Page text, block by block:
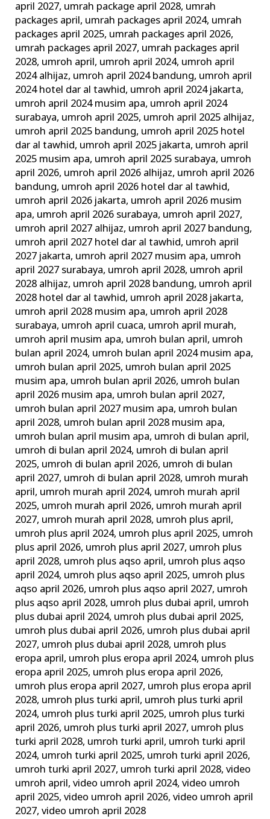
april 2027, umrah package april 2028, umrah
packages april, umrah packages april 2024, umrah
packages april 2025, umrah packages april 2026,
umrah packages april 2027, umrah packages april
2028, umroh april, umroh april 2024, umroh april
2024 alhijaz, umroh april 2024 bandung, umroh april
2024 hotel dar al tawhid, umroh april 2024 jakarta,
umroh april 2024 musim apa, umroh april 2024
surabaya, umroh april 2025, umroh april 2025 alhijaz,
umroh april 2025 bandung, umroh april 2025 hotel
dar al tawhid, umroh april 2025 jakarta, umroh april
2025 musim apa, umroh april 2025 surabaya, umroh
april 2026, umroh april 2026 alhijaz, umroh april 2026
bandung, umroh april 2026 hotel dar al tawhid,
umroh april 2026 jakarta, umroh april 2026 musim
apa, umroh april 2026 surabaya, umroh april 2027,
umroh april 2027 alhijaz, umroh april 2027 bandung,
umroh april 2027 hotel dar al tawhid, umroh april
2027 jakarta, umroh april 2027 musim apa, umroh
april 2027 surabaya, umroh april 2028, umroh april
2028 alhijaz, umroh april 2028 bandung, umroh april
2028 hotel dar al tawhid, umroh april 2028 jakarta,
umroh april 2028 musim apa, umroh april 2028
surabaya, umroh april cuaca, umroh april murah,
umroh april musim apa, umroh bulan april, umroh
bulan april 2024, umroh bulan april 2024 musim apa,
umroh bulan april 2025, umroh bulan april 2025
musim apa, umroh bulan april 2026, umroh bulan
april 2026 musim apa, umroh bulan april 2027,
umroh bulan april 2027 musim apa, umroh bulan
april 2028, umroh bulan april 2028 musim apa,
umroh bulan april musim apa, umroh di bulan april,
umroh di bulan april 2024, umroh di bulan april
2025, umroh di bulan april 2026, umroh di bulan
april 2027, umroh di bulan april 2028, umroh murah
april, umroh murah april 2024, umroh murah april
2025, umroh murah april 2026, umroh murah april
2027, umroh murah april 2028, umroh plus april,
umroh plus april 2024, umroh plus april 2025, umroh
plus april 2026, umroh plus april 2027, umroh plus
april 2028, umroh plus aqso april, umroh plus aqso
april 2024, umroh plus aqso april 2025, umroh plus
aqso april 2026, umroh plus aqso april 2027, umroh
plus aqso april 2028, umroh plus dubai april, umroh
plus dubai april 2024, umroh plus dubai april 2025,
umroh plus dubai april 2026, umroh plus dubai april
2027, umroh plus dubai april 2028, umroh plus
eropa april, umroh plus eropa april 2024, umroh plus
eropa april 2025, umroh plus eropa april 2026,
umroh plus eropa april 2027, umroh plus eropa april
2028, umroh plus turki april, umroh plus turki april
2024, umroh plus turki april 2025, umroh plus turki
april 2026, umroh plus turki april 2027, umroh plus
turki april 2028, umroh turki april, umroh turki april
2024, umroh turki april 2025, umroh turki april 2026,
umroh turki april 2027, umroh turki april 2028,video
umroh april,video umroh april 2024,video umroh
april 2025,video umroh april 2026,video umroh april
2027,video umroh april 2028